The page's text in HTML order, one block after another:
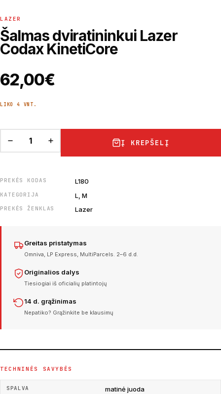
LAZER
Šalmas dviratininkui Lazer
Codax KinetiCore
62,00€
LIKO 4 VNT.
Į KREPŠELĮ
PREKĖS KODAS L180
KATEGORIJA L, M
PREKĖS ŽENKLAS Lazer
Greitas pristatymas
Omniva, LP Express, MultiParcels. 2–6 d.d.
Originalios dalys
Tiesiogiai iš oficialių platintojų
14 d. grąžinimas
Nepatiko? Grąžinkite be klausimų
TECHNINĖS SAVYBĖS
SPALVA matinė juoda